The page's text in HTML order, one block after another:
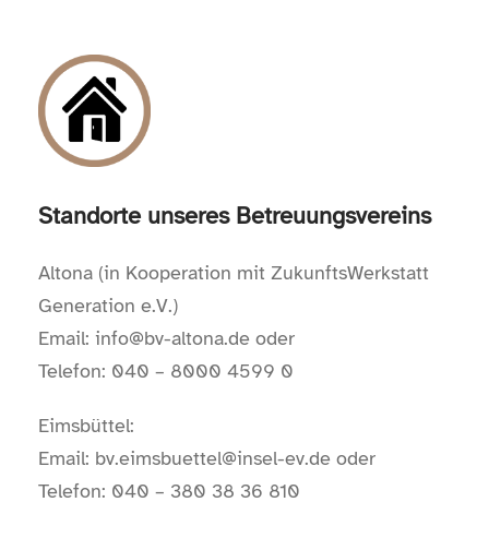
Standorte unseres Betreuungsvereins
Altona (in Kooperation mit ZukunftsWerkstatt
Generation e.V.)
Email: info@bv-altona.de oder
Telefon: 040 – 8000 4599 0
Eimsbüttel:
Email: bv.eimsbuettel@insel-ev.de oder
Telefon: 040 – 380 38 36 810